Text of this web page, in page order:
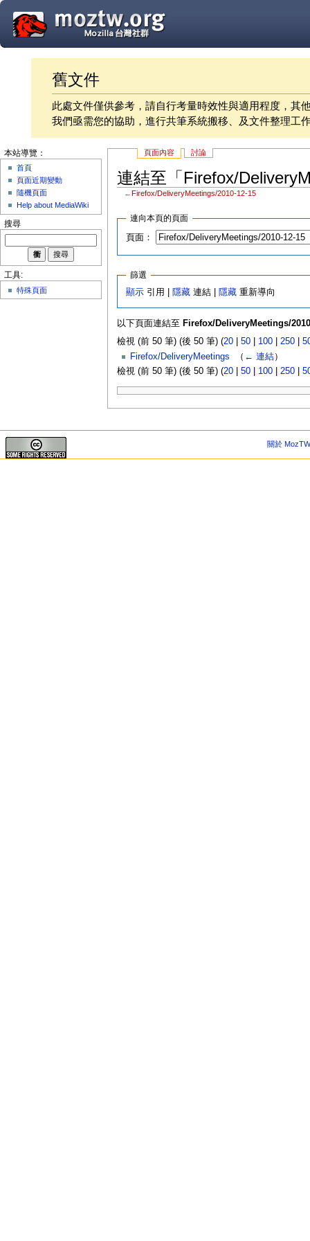
舊文件
此處文件僅供參考，請自行考量時效性與適用程度，其
我們亟需您的協助，進行共筆系統搬移、及文件整理工
頁面內容 討論
連結至「Firefox/
← Firefox/DeliveryMeetings/2010-12-15
連向本頁的頁面
頁面：
篩選
顯示 引用 | 隱藏 連結 | 隱藏 重新導向
以下頁面連結至 Firefox/DeliveryMeetings/
檢視 (前 50 筆) (後 50 筆) (20| 50| 100| 250|
Firefox/DeliveryMeetings
（ ← 連結）
檢視 (前 50 筆) (後 50 筆) (20| 50| 100| 250|
本站導覽：
首頁
頁面近期變動
隨機頁面
Help about MediaWiki
搜尋
工具:
特殊頁面
關於